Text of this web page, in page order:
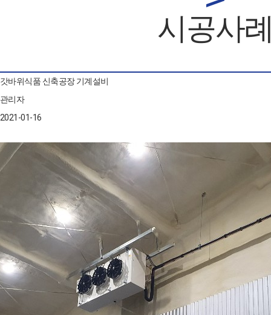
시공사례
갓바위식품 신축공장 기계설비
관리자
2021-01-16